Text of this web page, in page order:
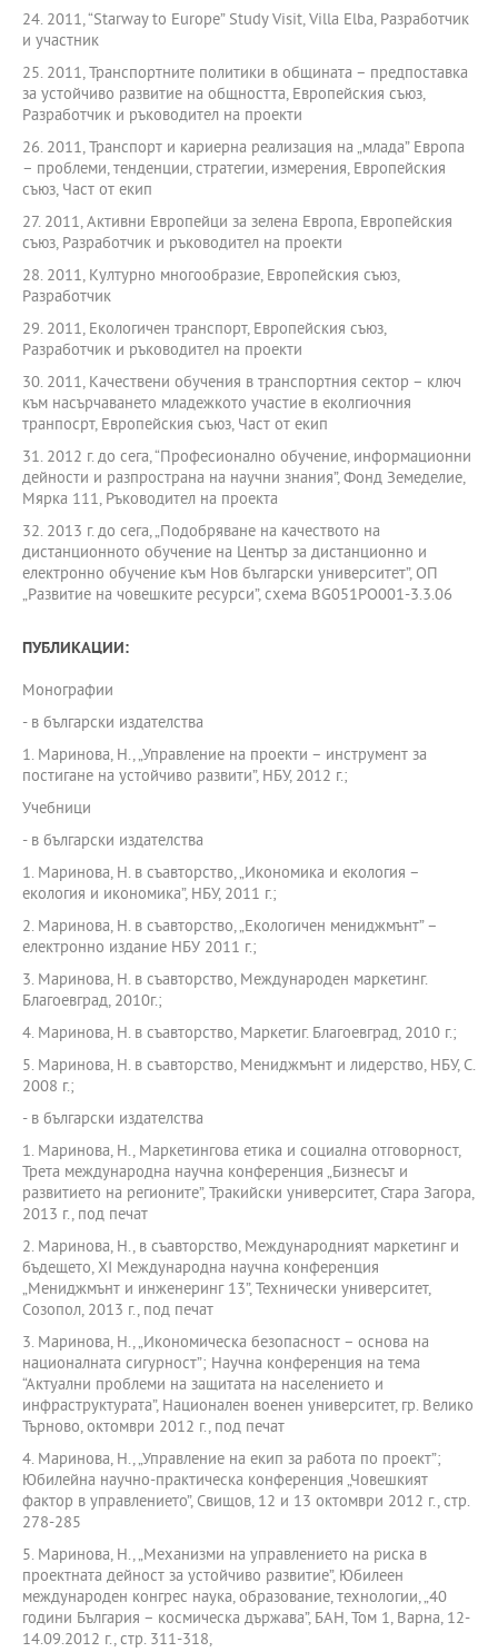
24. 2011, “Starway to Europe” Study Visit, Villa Elba, Разработчик
и участник
25. 2011, Транспортните политики в общината – предпоставка
за устойчиво развитие на общността, Европейския съюз,
Разработчик и ръководител на проекти
26. 2011, Транспорт и кариерна реализация на „млада” Европа
– проблеми, тенденции, стратегии, измерения, Европейския
съюз, Част от екип
27. 2011, Активни Европейци за зелена Европа, Европейския
съюз, Разработчик и ръководител на проекти
28. 2011, Културно многообразие, Европейския съюз,
Разработчик
29. 2011, Екологичен транспорт, Европейския съюз,
Разработчик и ръководител на проекти
30. 2011, Качествени обучения в транспортния сектор – ключ
към насърчаването младежкото участие в еколгиочния
транпосрт, Европейския съюз, Част от екип
31. 2012 г. до сега, “Професионално обучение, информационни
дейности и разпространа на научни знания”, Фонд Земеделие,
Мярка 111, Ръководител на проекта
32. 2013 г. до сега, „Подобряване на качеството на
дистанционното обучение на Център за дистанционно и
електронно обучение към Нов български университет”, ОП
„Развитие на човешките ресурси”, схема BG051РО001-3.3.06
ПУБЛИКАЦИИ:
Монографии
- в български издателства
1. Маринова, Н., „Управление на проекти – инструмент за
постигане на устойчиво развити”, НБУ, 2012 г.;
Учебници
- в български издателства
1. Маринова, Н. в съавторство, „Икономика и екология –
екология и икономика”, НБУ, 2011 г.;
2. Маринова, Н. в съавторство, „Екологичен мениджмънт” –
електронно издание НБУ 2011 г.;
3. Маринова, Н. в съавторство, Международен маркетинг.
Благоевград, 2010г.;
4. Маринова, Н. в съавторство, Маркетиг. Благоевград, 2010 г.;
5. Маринова, Н. в съавторство, Мениджмънт и лидерство, НБУ, С.
2008 г.;
- в български издателства
1. Маринова, Н., Маркетингова етика и социална отговорност,
Трета международна научна конференция „Бизнесът и
развитието на регионите”, Тракийски университет, Стара Загора,
2013 г., под печат
2. Маринова, Н., в съавторство, Международният маркетинг и
бъдещето, XI Международна научна конференция
„Мениджмънт и инженеринг 13”, Технически университет,
Созопол, 2013 г., под печат
3. Маринова, Н., „Икономическа безопасност – основа на
националната сигурност”; Научна конференция на тема
“Актуални проблеми на защитата на населението и
инфраструктурата”, Национален военен университет, гр. Велико
Търново, октомври 2012 г., под печат
4. Маринова, Н., „Управление на екип за работа по проект”;
Юбилейна научно-практическа конференция „Човешкият
фактор в управлението”, Свищов, 12 и 13 октомври 2012 г., стр.
278-285
5. Маринова, Н., „Механизми на управлението на риска в
проектната дейност за устойчиво развитие”, Юбилеен
международен конгрес наука, образование, технологии, „40
години България – космическа държава”, БАН, Том 1, Варна, 12-
14.09.2012 г., стр. 311-318,